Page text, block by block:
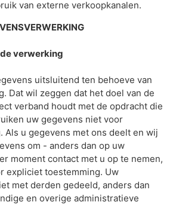
van externe verkoopkanalen.
verwerking
uitsluitend ten behoeve van
Dat wil zeggen dat het doel van de
verband houdt met de opdracht die
uw gegevens niet voor
Als u gegevens met ons deelt en wij
om - anders dan op uw
moment contact met u op te nemen,
expliciet toestemming. Uw
met derden gedeeld, anders dan
en overige administratieve